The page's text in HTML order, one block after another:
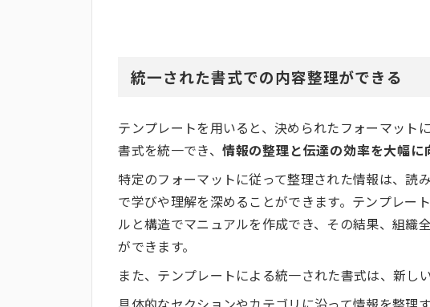
統一された書式での内容整理ができる
テンプレートを用いると、決められたフォーマット
書式を統一でき、 情報の整理と伝達の効率を大幅に
特定のフォーマットに従って整理された情報は、読
で学びや理解を深めることができます。テンプレー
ルと構造でマニュアルを作成でき、その結果、組織
ができます。
また、テンプレートによる統一された書式は、新し